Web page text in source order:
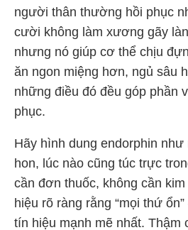
người thân thường hồi phục
cười không làm xương gãy
nhưng nó giúp cơ thể chịu
ăn ngon miệng hơn, ngủ sâu
những điều đó đều góp phần
phục.
Hãy hình dung endorphin
hon, lúc nào cũng túc trực
cần đơn thuốc, không cần
hiệu rõ ràng rằng “mọi thứ
tín hiệu mạnh mẽ nhất. Thậm